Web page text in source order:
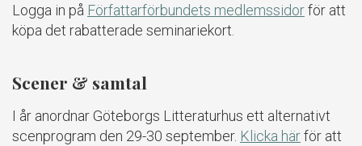
Logga in på Författarförbundets medlemssidorför att
köpa det rabatterade seminariekort.
Scener & samtal
I år anordnar Göteborgs Litteraturhus ett alternativt
scenprogram den 29-30 september. Klicka härför att